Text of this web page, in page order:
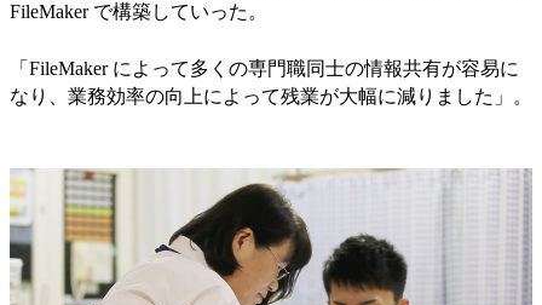
FileMaker で構築していった。
「FileMaker によって多くの専門職同士の情報共有が容易に
なり、業務効率の向上によって残業が大幅に減りました」。